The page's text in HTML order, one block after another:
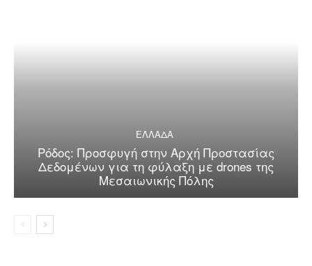
ΕΛΛΑΔΑ
Ρόδος: Προσφυγή στην Αρχή Προστασίας
Δεδομένων για τη φύλαξη με drones της
Μεσαιωνικής Πόλης